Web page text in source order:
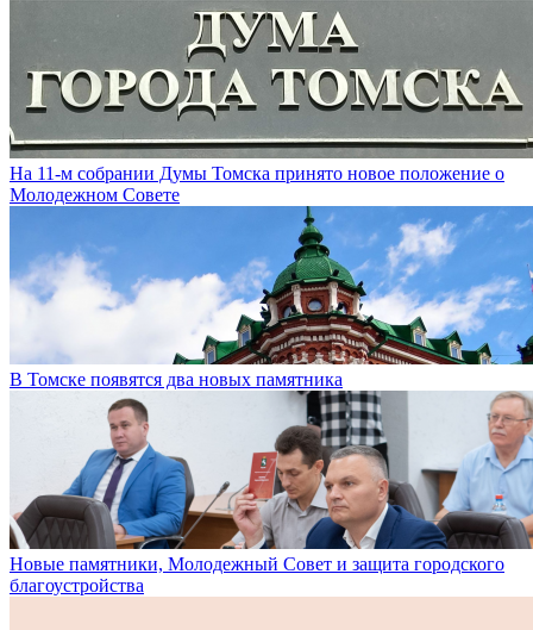
На 11-м собрании Думы Томска принято новое положение о
Молодежном Совете
В Томске появятся два новых памятника
Новые памятники, Молодежный Совет и защита городского
благоустройства